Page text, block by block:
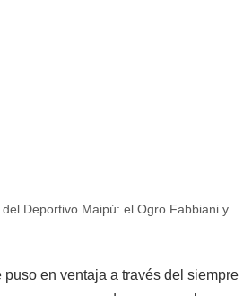
Deportivo Maipú: el Ogro Fabbiani y
puso en ventaja a través del siempre